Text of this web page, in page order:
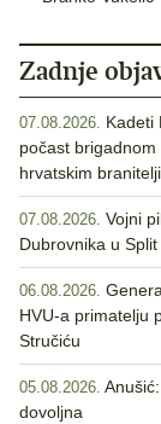
Zadnje
07.08.2026. Kadeti
počast
hrvatskim
07.08.2026. Vojni
Dubrovnika u Split
06.08.2026.
HVU-a primatelju
Stručiću
05.08.2026.
dovoljna